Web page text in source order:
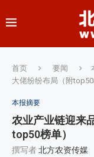
首页 要闻
大佬纷纷布局（附top50
本报摘要
农业产业链迎来
top50榜单）
撰写者北方农资传媒